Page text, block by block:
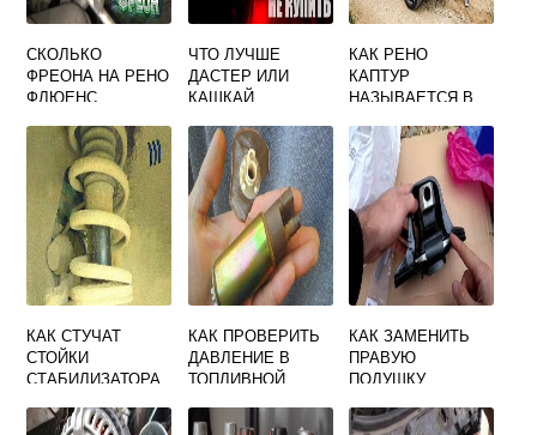
СКОЛЬКО
ФРЕОНА НА РЕНО
ФЛЮЕНС
ЧТО ЛУЧШЕ
ДАСТЕР ИЛИ
КАШКАЙ
КАК РЕНО
КАПТУР
НАЗЫВАЕТСЯ В
КАК СТУЧАТ
СТОЙКИ
СТАБИЛИЗАТОРА
КАК ПРОВЕРИТЬ
ДАВЛЕНИЕ В
ТОПЛИВНОЙ
ДАСТЕР
КАК ЗАМЕНИТЬ
ПРАВУЮ
ПОДУШКУ
РЕНО СЦЕНИК 1